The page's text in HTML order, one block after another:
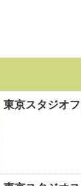
東京スタジオ